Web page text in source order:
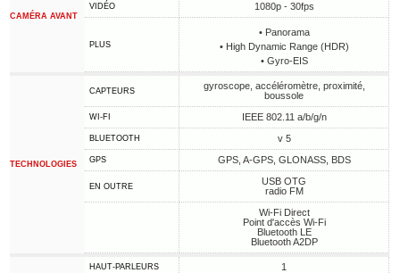
CAMÉRA AVANT
VIDÉO 1080p - 30fps
PLUS
• Panorama
• High Dynamic Range (HDR)
• Gyro-EIS
TECHNOLOGIES
CAPTEURS
gyroscope, accéléromètre, proximité,
boussole
WI-FI IEEE 802.11 a/b/g/n
BLUETOOTH v 5
GPS GPS, A-GPS, GLONASS, BDS
EN OUTRE
USB OTG
radio FM
Wi-Fi Direct
Point d'accès Wi-Fi
Bluetooth LE
Bluetooth A2DP
HAUT-PARLEURS 1